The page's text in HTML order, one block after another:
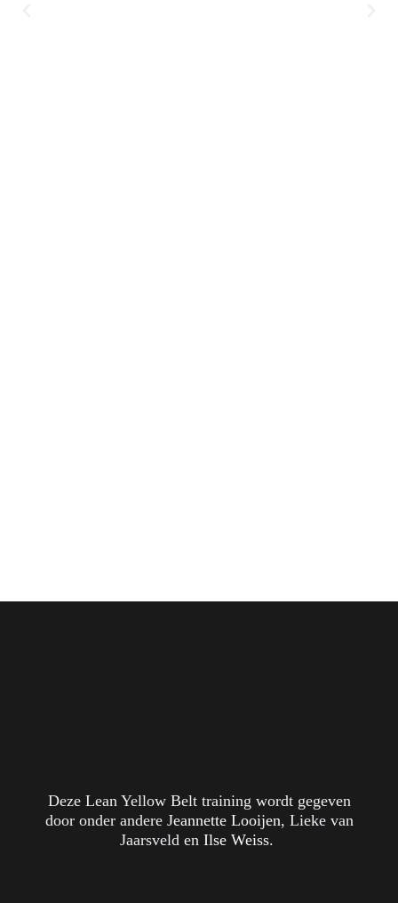
Deze Lean Yellow Belt training wordt gegeven
door onder andere Jeannette Looijen, Lieke van
Jaarsveld en Ilse Weiss.